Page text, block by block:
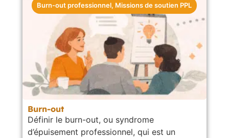
Burn-out professionnel, Missions de soutien PPL
Burn-out
Définir le burn-out, ou syndrome
d’épuisement professionnel, qui est un